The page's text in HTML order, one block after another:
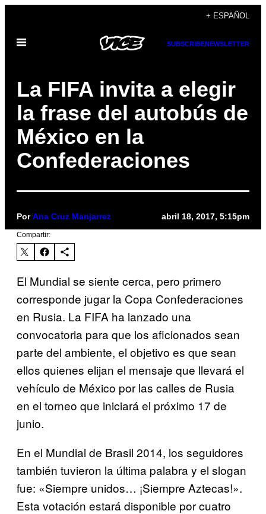
contenido
+ ESPAÑOL
Abrir
SUBSCRIBENEWSLETTER
La FIFA invita a elegir
la frase del autobús de
México en la
Confederaciones
PorAna Cruz Manjarrez abril 18, 2017, 5:15pm
Compartir:
El Mundial se siente cerca, pero primero
corresponde jugar la Copa Confederaciones
en Rusia. La FIFA ha lanzado una
convocatoria para que los aficionados sean
parte del ambiente, el objetivo es que sean
ellos quienes elijan el mensaje que llevará el
vehículo de México por las calles de Rusia
en el torneo que iniciará el próximo 17 de
junio.
En el Mundial de Brasil 2014, los seguidores
también tuvieron la última palabra y el slogan
fue: «Siempre unidos… ¡Siempre Aztecas!».
Esta votación estará disponible por cuatro